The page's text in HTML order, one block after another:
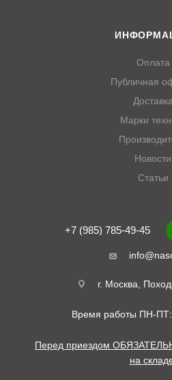
Оплата
Публичная
Доставка
Марки
Новости
Статьи
+7 (985) 785-49-45
г. Москва,
Время работы ПН-
Перед приездом
на